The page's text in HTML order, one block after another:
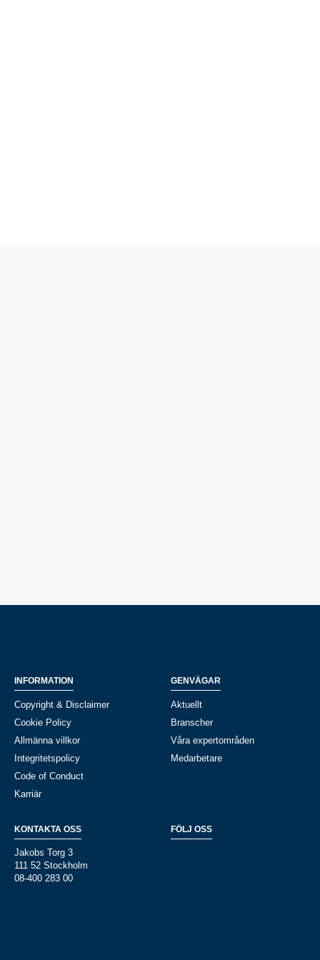
INFORMATION
Copyright & Disclaimer
Cookie Policy
Allmänna villkor
Integritetspolicy
Code of Conduct
Karriär
GENVÄGAR
Aktuellt
Branscher
Våra expertområden
Medarbetare
KONTAKTA OSS
Jakobs Torg 3
111 52 Stockholm
08-400 283 00
FÖLJ OSS